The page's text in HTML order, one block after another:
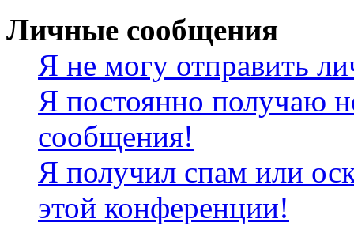
Личные сообщения
Я не могу отправить
Я постоянно получаю
сообщения!
Я получил спам или
этой конференции!